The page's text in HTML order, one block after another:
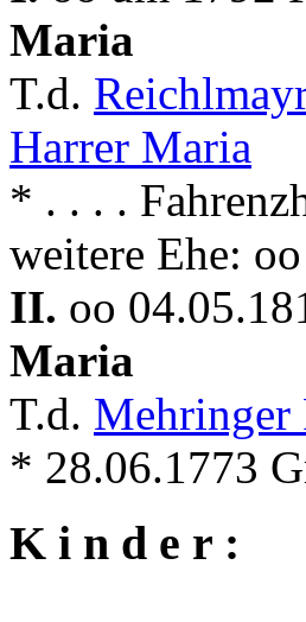
Maria
T.d.
Harrer Maria
* . . . .
weitere Ehe:
II. oo
Maria
T.d. Mehringer
* 28.06.1773
K i n d e r :